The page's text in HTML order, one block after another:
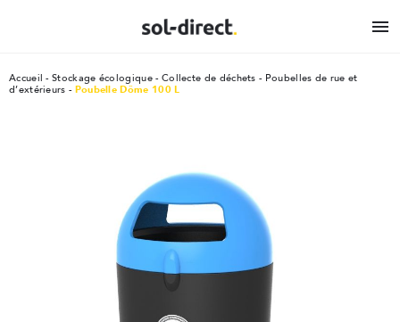

Accueil Stockage écologique Collecte de déchets
Poubelles de rue et
d’extérieurs
Poubelle Dôme 100 L